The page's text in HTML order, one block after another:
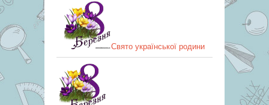
Свято української родини